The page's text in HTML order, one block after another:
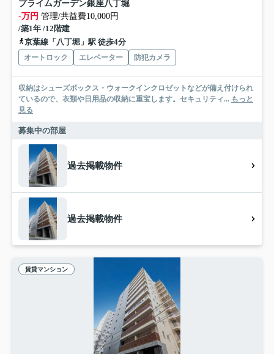
プライムガーデン銀座八丁堀
-万円 管理/共益費10,000円
/築1年 /12階建
京葉線「八丁堀」駅 徒歩4分
オートロック エレベーター 防犯カメラ
収納はシューズボックス・ウォークインクロゼットなどが備え付けられ
ているので、衣類や日用品の収納に重宝します。セキュリティ... もっと
見る
募集中の部屋
過去掲載物件
過去掲載物件
賃貸マンション